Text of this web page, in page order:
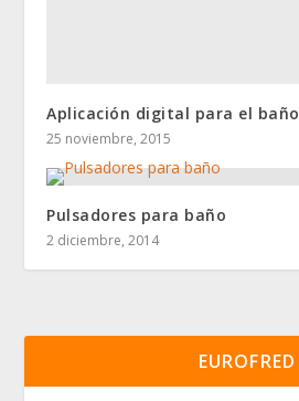
Aplicación digital para el baño
25 noviembre, 2015
Pulsadores para baño
2 diciembre, 2014
EUROFRED